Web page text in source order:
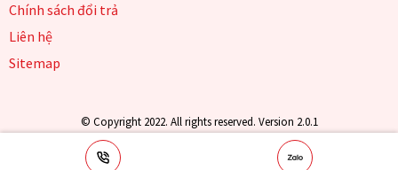
Chính sách đổi trả
Liên hệ
Sitemap
© Copyright 2022. All rights reserved. Version 2.0.1